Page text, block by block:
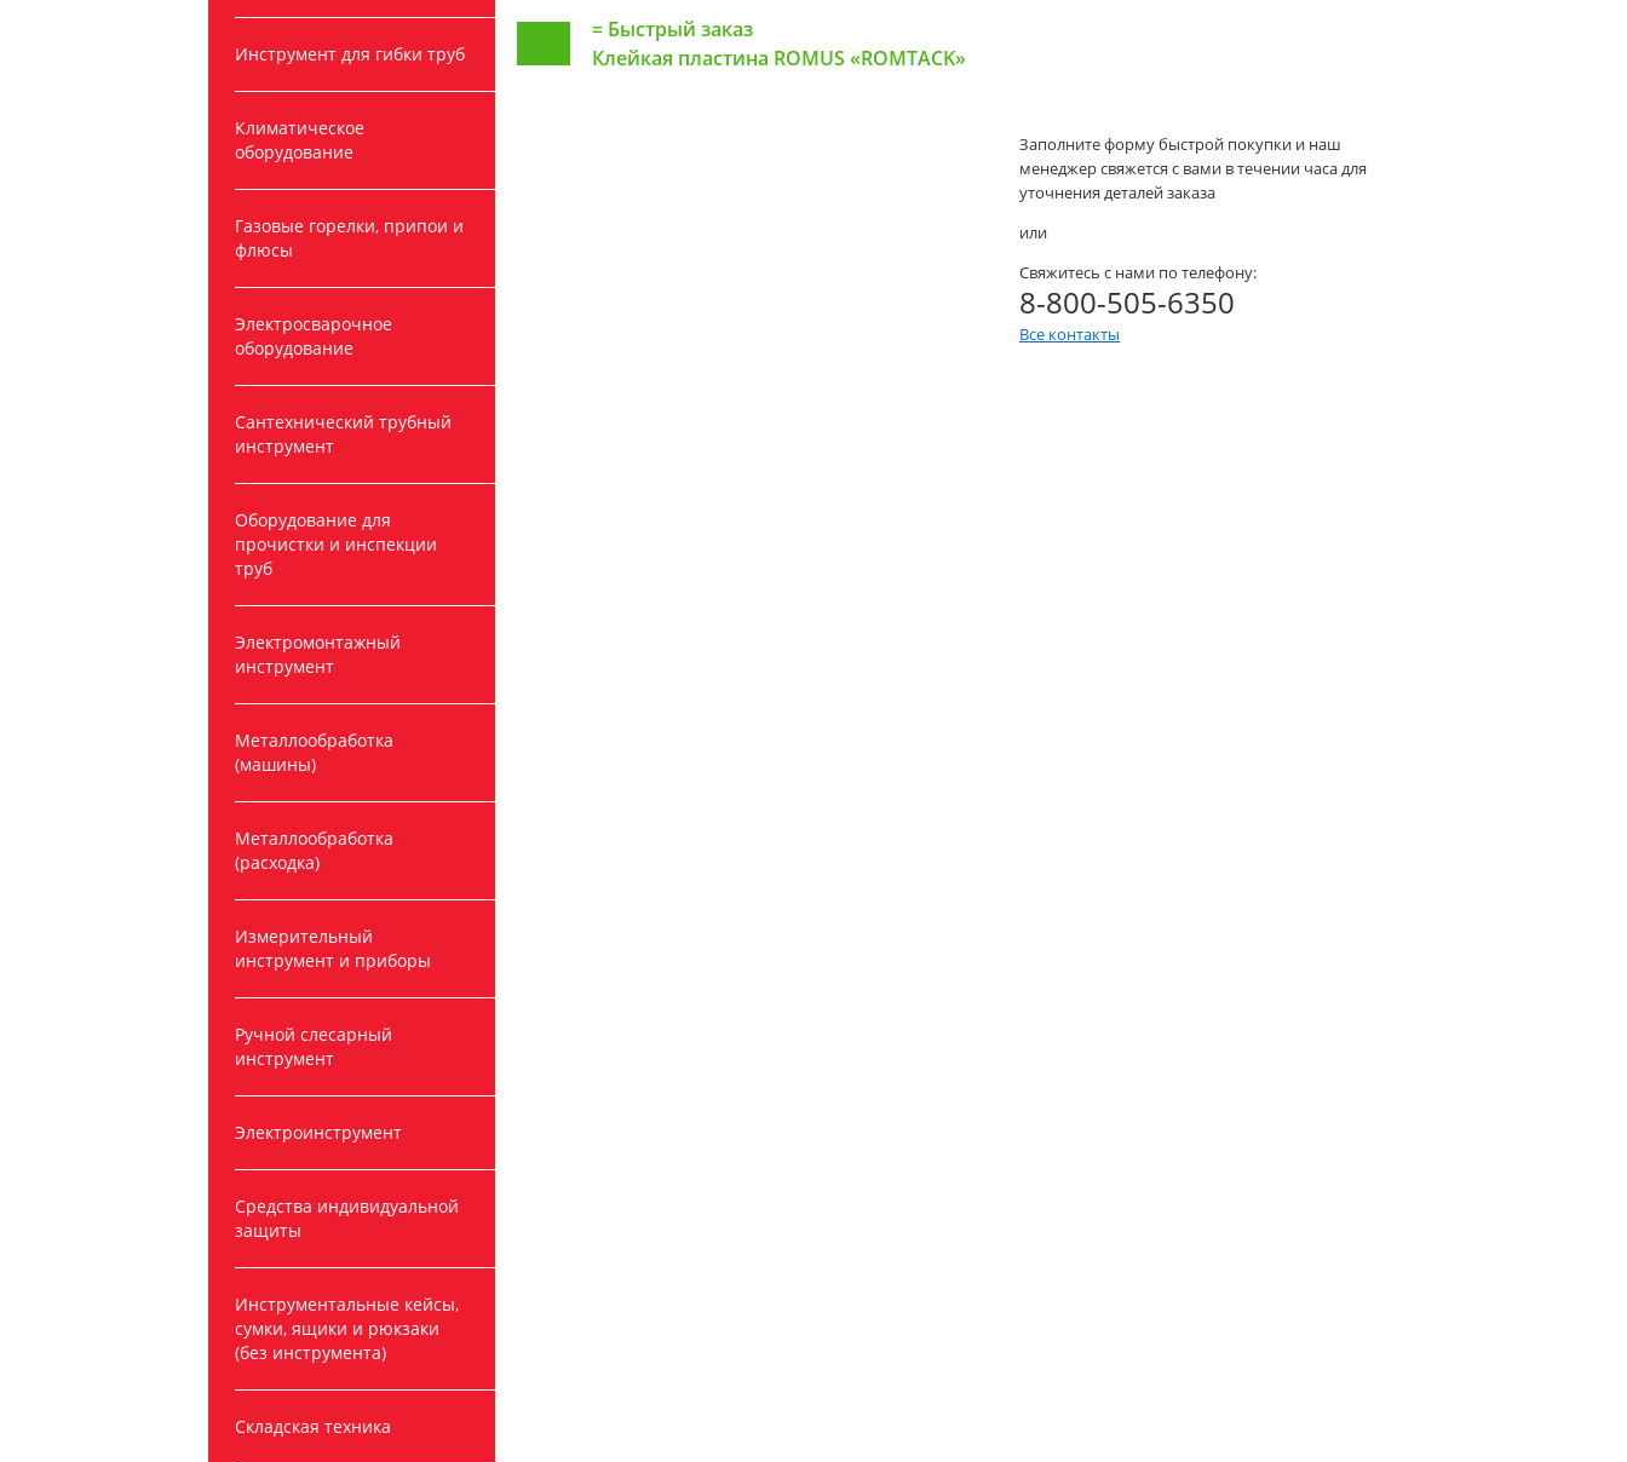
Инструмент для гибки труб
Климатическое
оборудование
Газовые горелки, припои и
флюсы
Электросварочное
оборудование
Сантехнический трубный
инструмент
Оборудование для
прочистки и инспекции
труб
Электромонтажный
инструмент
Металлообработка
(машины)
Металлообработка
(расходка)
Измерительный
инструмент и приборы
Ручной слесарный
инструмент
Электроинструмент
Средства индивидуальной
защиты
Инструментальные кейсы,
сумки, ящики и рюкзаки
(без инструмента)
Складская техника
= Быстрый заказ
Клейкая пластина ROMUS «ROMTACK»
Заполните форму быстрой покупки и наш
менеджер свяжется с вами в течении часа для
уточнения деталей заказа
или
Свяжитесь с нами по телефону:
8-800-505-6350
Все контакты